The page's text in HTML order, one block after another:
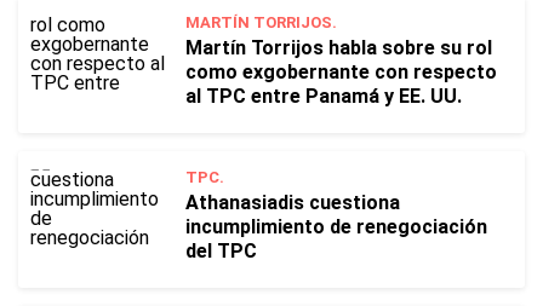
MARTÍN TORRIJOS.
Martín Torrijos habla sobre su rol
como exgobernante con respecto
al TPC entre Panamá y EE. UU.
TPC.
Athanasiadis cuestiona
incumplimiento de renegociación
del TPC